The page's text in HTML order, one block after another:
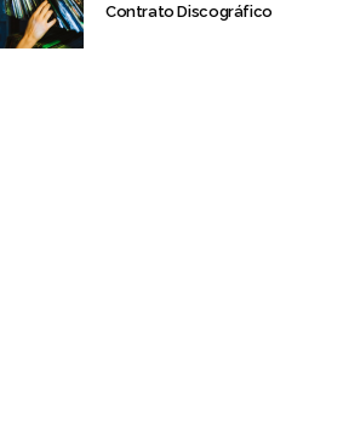
Contrato Discográfico